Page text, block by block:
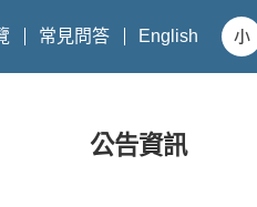
常見問答 English
公告資訊